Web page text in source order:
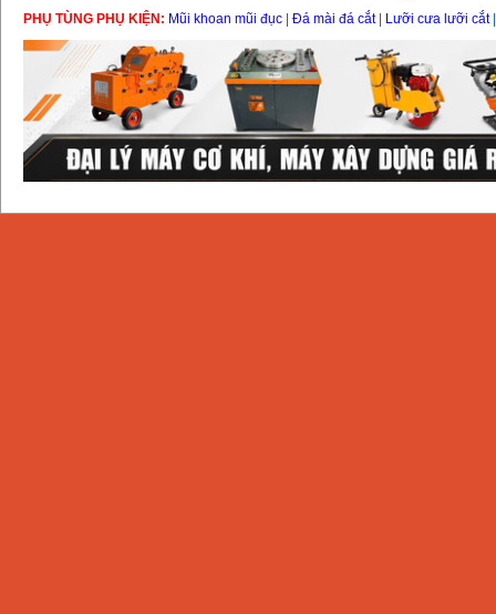
PHỤ TÙNG PHỤ KIỆN: Mũi khoan mũi đục Đá mài đá cắt| Lưỡi cưa lưỡi cắt